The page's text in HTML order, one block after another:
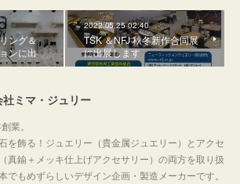
ング＆
ンに出
2022.05.25 02:40
TSK ＆NFJ 秋冬新作合同展
に出展します
ミマ・ジュリー
業。
を飾る！ジュエリー（貴金属ジュエリー）とアクセ
真鍮＋メッキ仕上げアクセサリー）の両方を取り扱
でもめずらしいデザイン企画・製造メーカーです。